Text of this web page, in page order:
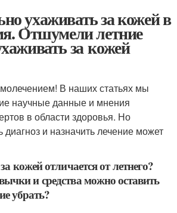
ухаживать за кожей в
Отшумели летние
за кожей
В наших статьях мы
научные данные и мнения
в области здоровья. Но
диагноз и назначить лечение может
кожей отличается от летнего?
и средства можно оставить
убрать?